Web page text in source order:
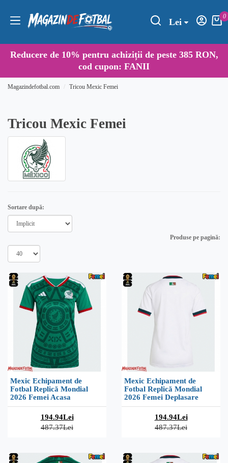
Lei
0
Reducere de 10% pentru achiziții de peste 385 RON,
cod cupon: FANII
Magazindefotbal.com Tricou Mexic Femei
Tricou Mexic Femei
Sortare după:
Produse pe pagină:
Mexic Echipament de
Fotbal Replică Mondial
2026 Femei Acasa
194.94Lei
487.37Lei
Mexic Echipament de
Fotbal Replică Mondial
2026 Femei Deplasare
194.94Lei
487.37Lei